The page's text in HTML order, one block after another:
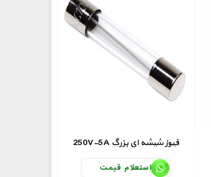
250V-5A فیوز شیشه ای بزرگ
استعلام قیمت